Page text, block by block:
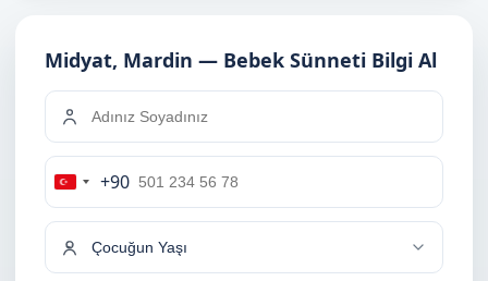
Midyat, Mardin — Bebek Sünneti Bilgi Al
Turkey
+90
+90